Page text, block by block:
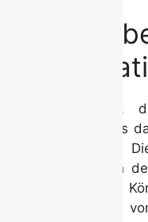
2.
HGH unterstützt
Training, indem es
Gewebe anregt.
Cutting-Zyklen, in
hoch ist und der
benötigt, um sich